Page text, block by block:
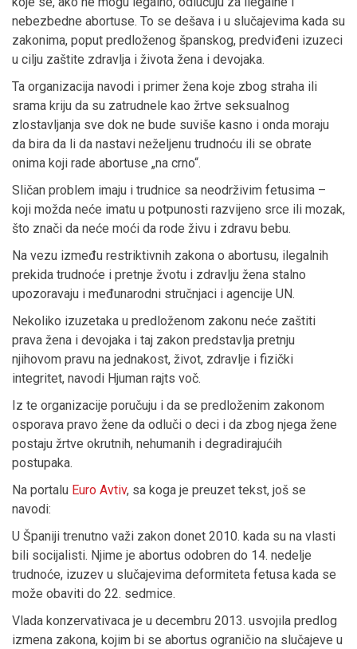
nebezbedne abortuse. To se dešava i u slučajevima kada su
zakonima, poput predloženog španskog, predviđeni izuzeci
u cilju zaštite zdravlja i života žena i devojaka.
Ta organizacija navodi i primer žena koje zbog straha ili
srama kriju da su zatrudnele kao žrtve seksualnog
zlostavljanja sve dok ne bude suviše kasno i onda moraju
da bira da li da nastavi neželjenu trudnoću ili se obrate
onima koji rade abortuse „na crno“.
Sličan problem imaju i trudnice sa neodrživim fetusima –
koji možda neće imatu u potpunosti razvijeno srce ili mozak,
što znači da neće moći da rode živu i zdravu bebu.
Na vezu između restriktivnih zakona o abortusu, ilegalnih
prekida trudnoće i pretnje žvotu i zdravlju žena stalno
upozoravaju i međunarodni stručnjaci i agencije UN.
Nekoliko izuzetaka u predloženom zakonu neće zaštiti
prava žena i devojaka i taj zakon predstavlja pretnju
njihovom pravu na jednakost, život, zdravlje i fizički
integritet, navodi Hjuman rajts voč.
Iz te organizacije poručuju i da se predloženim zakonom
osporava pravo žene da odluči o deci i da zbog njega žene
postaju žrtve okrutnih, nehumanih i degradirajućih
postupaka.
Na portalu Euro Avtiv, sa koga je preuzet tekst, još se
navodi:
U Španiji trenutno važi zakon donet 2010. kada su na vlasti
bili socijalisti. Njime je abortus odobren do 14. nedelje
trudnoće, izuzev u slučajevima deformiteta fetusa kada se
može obaviti do 22. sedmice.
Vlada konzervativaca je u decembru 2013. usvojila predlog
izmena zakona, kojim bi se abortus ograničio na slučajeve u